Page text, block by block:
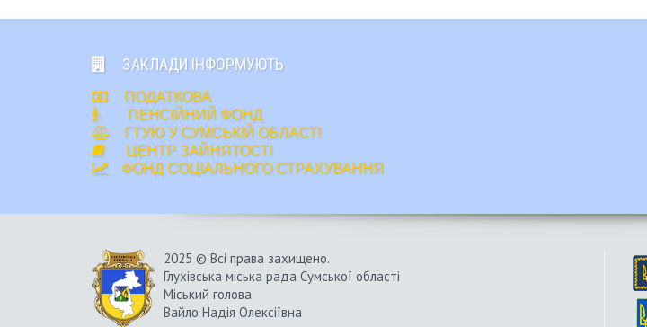
ЗАКЛАДИ ІНФОРМУЮТЬ
ПОДАТКОВА
ПЕНСІЙНИЙ ФОНД
ГТУЮ У СУМСЬКІЙ ОБЛАСТІ
ЦЕНТР ЗАЙНЯТОСТІ
ФОНД СОЦІАЛЬНОГО СТРАХУВАННЯ
2025 © Всі права захищено.
Глухівська міська рада Сумської області
Міський голова
Вайло Надія Олексіївна